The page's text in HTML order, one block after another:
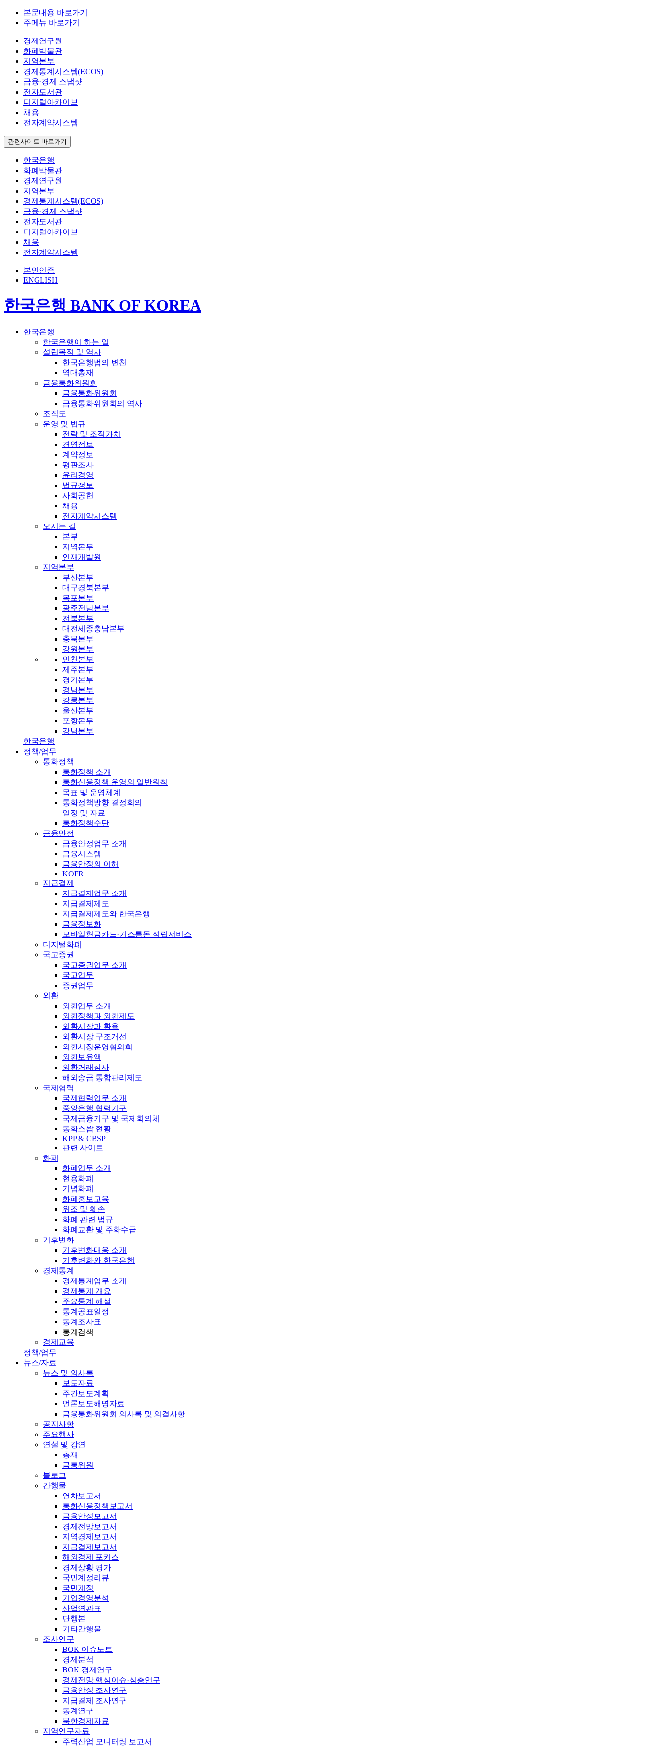
본문내용 바로가기
주메뉴 바로가기
경제연구원
화폐박물관
지역본부
경제통계시스템(ECOS)
금융·경제 스냅샷
전자도서관
디지털아카이브
채용
전자계약시스템
관련사이트 바로가기
한국은행
화폐박물관
경제연구원
지역본부
경제통계시스템(ECOS)
금융·경제 스냅샷
전자도서관
디지털아카이브
채용
전자계약시스템
본인인증
ENGLISH
한국은행 BANK OF KOREA
한국은행
한국은행이 하는 일
설립목적 및 역사
한국은행법의 변천
역대총재
금융통화위원회
금융통화위원회
금융통화위원회의 역사
조직도
운영 및 법규
전략 및 조직가치
경영정보
계약정보
평판조사
윤리경영
법규정보
사회공헌
채용
전자계약시스템
오시는 길
본부
지역본부
인재개발원
지역본부
부산본부
대구경북본부
목포본부
광주전남본부
전북본부
대전세종충남본부
충북본부
강원본부
인천본부
제주본부
경기본부
경남본부
강릉본부
울산본부
포항본부
강남본부
한국은행
정책/업무
통화정책
통화정책 소개
통화신용정책 운영의 일반원칙
목표 및 운영체계
통화정책방향 결정회의
일정 및 자료
통화정책수단
금융안정
금융안정업무 소개
금융시스템
금융안정의 이해
KOFR
지급결제
지급결제업무 소개
지급결제제도
지급결제제도와 한국은행
금융정보화
모바일현금카드·거스름돈 적립서비스
디지털화폐
국고증권
국고증권업무 소개
국고업무
증권업무
외환
외환업무 소개
외환정책과 외환제도
외환시장과 환율
외환시장 구조개선
외환시장운영협의회
외환보유액
외환거래심사
해외송금 통합관리제도
국제협력
국제협력업무 소개
중앙은행 협력기구
국제금융기구 및 국제회의체
통화스왑 현황
KPP & CBSP
관련 사이트
화폐
화폐업무 소개
현용화폐
기념화폐
화폐홍보교육
위조 및 훼손
화폐 관련 법규
화폐교환 및 주화수급
기후변화
기후변화대응 소개
기후변화와 한국은행
경제통계
경제통계업무 소개
경제통계 개요
주요통계 해설
통계공표일정
통계조사표
통계검색
경제교육
정책/업무
뉴스/자료
뉴스 및 의사록
보도자료
주간보도계획
언론보도해명자료
금융통화위원회 의사록 및 의결사항
공지사항
주요행사
연설 및 강연
총재
금통위원
블로그
간행물
연차보고서
통화신용정책보고서
금융안정보고서
경제전망보고서
지역경제보고서
지급결제보고서
해외경제 포커스
경제상황 평가
국민계정리뷰
국민계정
기업경영분석
산업연관표
단행본
기타간행물
조사연구
BOK 이슈노트
경제분석
BOK 경제연구
경제전망 핵심이슈·심층연구
금융안정 조사연구
지급결제 조사연구
통계연구
북한경제자료
지역연구자료
주력산업 모니터링 보고서